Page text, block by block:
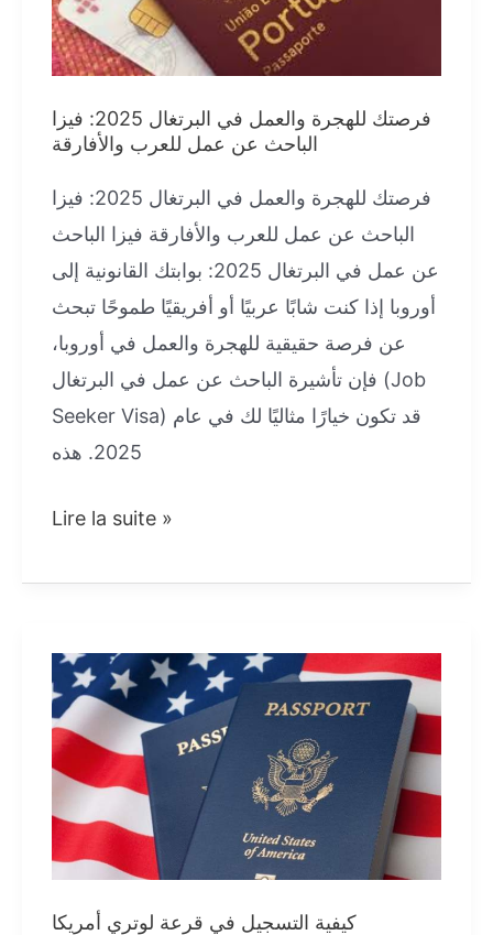
البحث
عن
2026
فرصتك للهجرة والعمل في البرتغال 2025: فيزا
الباحث عن عمل للعرب والأفارقة
فرصتك للهجرة والعمل في البرتغال 2025: فيزا
الباحث عن عمل للعرب والأفارقة فيزا الباحث
عن عمل في البرتغال 2025: بوابتك القانونية إلى
أوروبا إذا كنت شابًا عربيًا أو أفريقيًا طموحًا تبحث
عن فرصة حقيقية للهجرة والعمل في أوروبا،
فإن تأشيرة الباحث عن عمل في البرتغال (Job
Seeker Visa) قد تكون خيارًا مثاليًا لك في عام
2025. هذه
فرصتك
والعمل
البرتغال
2025:
فيزا
الباحث
عن
عمل
للعرب
والأفارقة
Lire la suite »
كيفية التسجيل في قرعة لوتري أمريكا